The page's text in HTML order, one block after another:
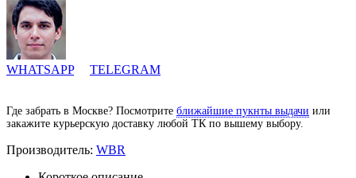
WHATSAPP TELEGRAM
Где забрать в Москве? Посмотрите ближайшие пукнты выдачи или
закажите курьерскую доставку любой ТК по вышему выбору.
Производитель: WBR